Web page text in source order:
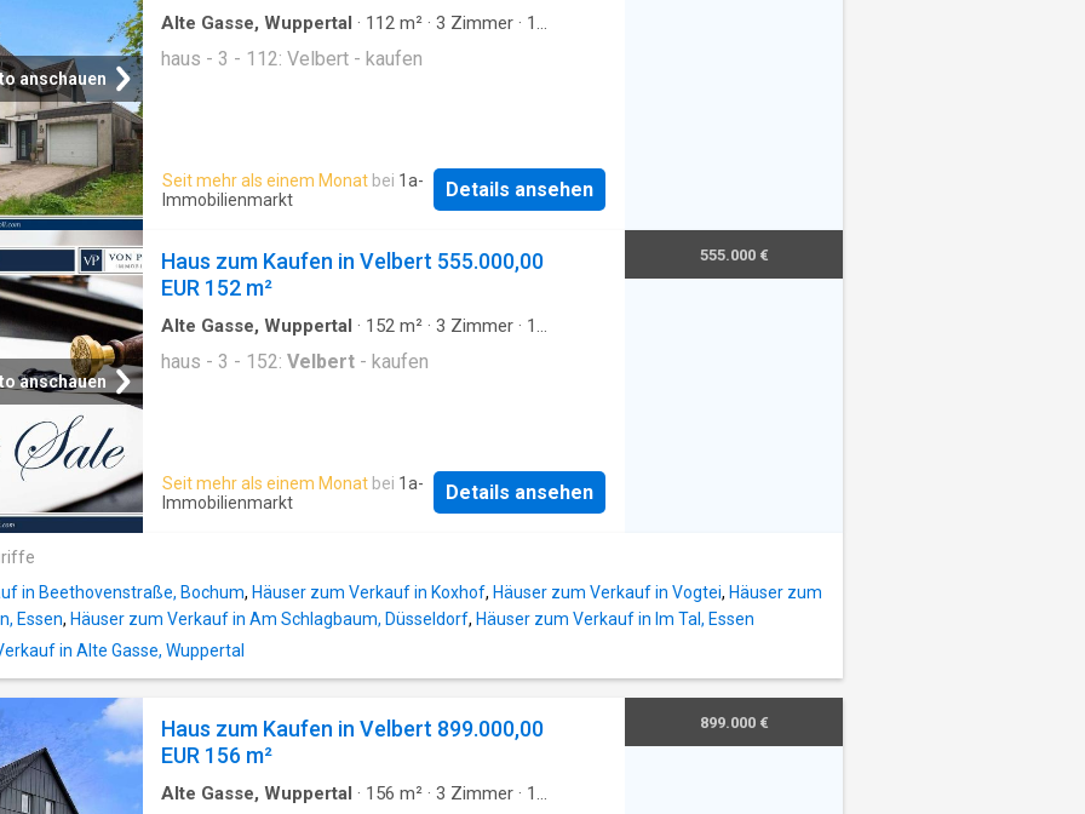
anschauen
Alte Gasse, Wuppertal · 112 m² · 3 Zimmer · 1
haus - 3 - 112: Velbert - kaufen
Seit mehr als einem Monat bei 1a-
Immobilienmarkt
Details ansehen
anschauen
Haus zum Kaufen in Velbert 555.000,00
EUR 152 m²
Alte Gasse, Wuppertal · 152 m² · 3 Zimmer · 1
haus - 3 - 152: Velbert - kaufen
Seit mehr als einem Monat bei 1a-
Immobilienmarkt
Details ansehen
555.000 €
in Beethovenstraße, Bochum, Häuser zum Verkauf in Koxhof, Häuser zum Verkauf in Vogtei, Häuser zum
Essen, Häuser zum Verkauf in Am Schlagbaum, Düsseldorf, Häuser zum Verkauf in Im Tal, Essen
in Alte Gasse, Wuppertal
Haus zum Kaufen in Velbert 899.000,00
EUR 156 m²
Alte Gasse, Wuppertal · 156 m² · 3 Zimmer · 1
899.000 €